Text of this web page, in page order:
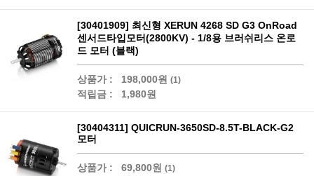
[30401909] 최신형 XERUN 4268 SD G3 OnRoad
센서드타입모터(2800KV) - 1/8용 브러쉬리스 온로
드 모터 (블랙)
상품가 : 198,000원 (1)
적립금 : 1,980원
[30404311] QUICRUN-3650SD-8.5T-BLACK-G2
모터
상품가 : 69,800원 (1)